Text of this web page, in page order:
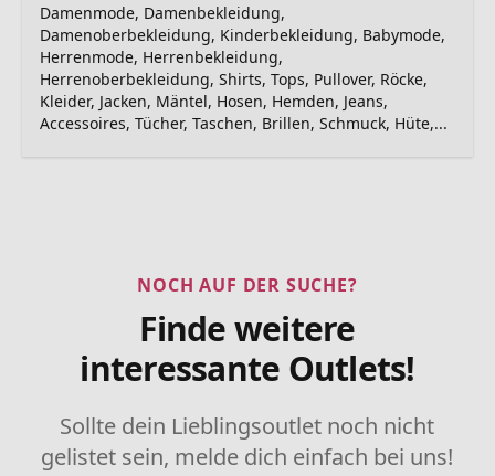
Damenmode, Damenbekleidung,
Damenoberbekleidung, Kinderbekleidung, Babymode,
Herrenmode, Herrenbekleidung,
Herrenoberbekleidung, Shirts, Tops, Pullover, Röcke,
Kleider, Jacken, Mäntel, Hosen, Hemden, Jeans,
Accessoires, Tücher, Taschen, Brillen, Schmuck, Hüte,...
NOCH AUF DER SUCHE?
Finde weitere
interessante Outlets!
Sollte dein Lieblingsoutlet noch nicht
gelistet sein, melde dich einfach bei uns!